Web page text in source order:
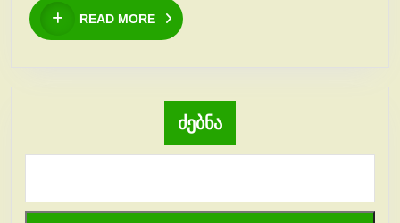
READ MORE
READ
MORE
ძებნა